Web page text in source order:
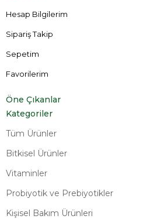
Hesap Bilgilerim
Sipariş Takip
Sepetim
Favorilerim
Öne Çıkanlar
Kategoriler
Tüm Ürünler
Bitkisel Ürünler
Vitaminler
Probiyotik ve Prebiyotikler
Kişisel Bakım Ürünleri